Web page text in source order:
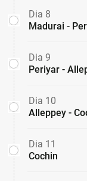
Dia 8
Madurai -
Dia 9
Periyar -
Dia 10
Alleppey -
Dia 11
Cochin